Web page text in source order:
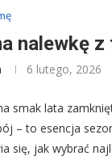
nalewkę
6 lutego, 2026
smak lata
– to esencja
się, jak wybrać